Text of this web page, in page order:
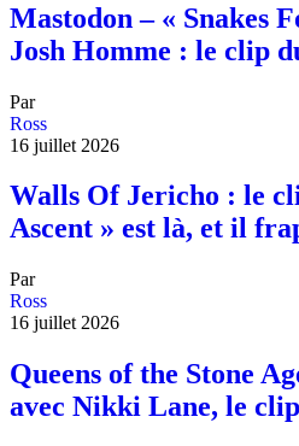
Mastodon – « Snakes
Josh Homme : le clip
Par
Ross
16 juillet 2026
Walls Of Jericho : le
Ascent » est là, et il
Par
Ross
16 juillet 2026
Queens of the Stone
avec Nikki Lane, le